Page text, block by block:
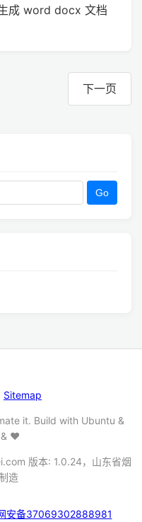
成 word docx 文档
下一页
Go
Sitemap
it. Build with Ubuntu &
& ❤️
版本: 1.0.24，山东省烟
造
安备37069302888981